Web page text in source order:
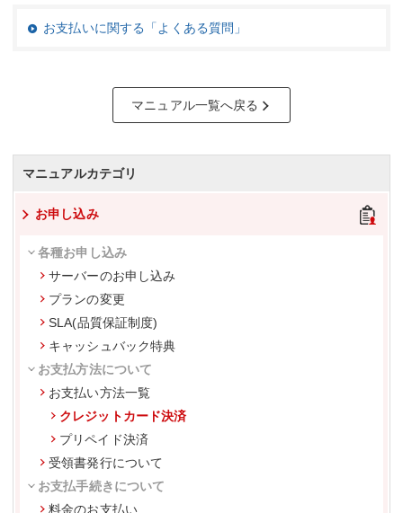
お支払いに関する「よくある質問」
マニュアル一覧へ戻る
マニュアルカテゴリ
お申し込み
各種お申し込み
サーバーのお申し込み
プランの変更
SLA(品質保証制度)
キャッシュバック特典
お支払方法について
お支払い方法一覧
クレジットカード決済
プリペイド決済
受領書発行について
お支払手続きについて
料金のお支払い